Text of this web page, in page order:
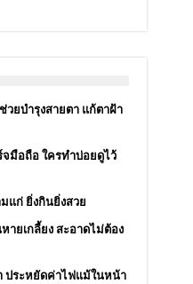
ยบำรุงสายตา แก้ตาฝ้า
จมือถือ ใครทำบ่อยดูไว้
แก่ ยิ่งกินยิ่งสวย
ายเกลี้ยง สะอาดไม่ต้อง
ประหยัดค่าไฟแม้ในหน้า